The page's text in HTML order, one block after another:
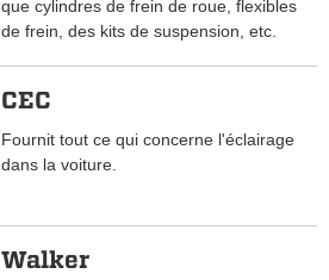
que cylindres de frein de roue, flexibles
de frein, des kits de suspension, etc.
CEC
Fournit tout ce qui concerne l'éclairage
dans la voiture.
Walker